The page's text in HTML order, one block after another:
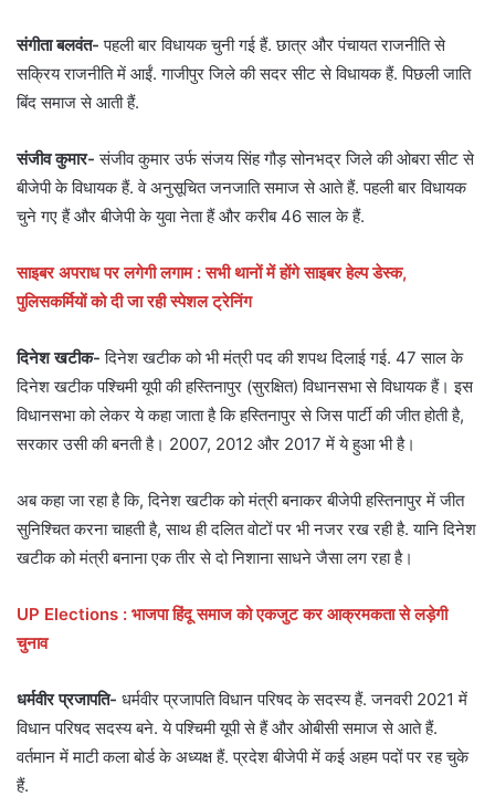
संगीता बलवंत- पहली बार विधायक चुनी गई हैं. छात्र और पंचायत राजनीति से
सक्रिय राजनीति में आईं. गाजीपुर जिले की सदर सीट से विधायक हैं. पिछली जाति
बिंद समाज से आती हैं.
संजीव कुमार-संजीव कुमार उर्फ संजय सिंह गौड़ सोनभद्र जिले की ओबरा सीट से
बीजेपी के विधायक हैं. वे अनुसूचित जनजाति समाज से आते हैं. पहली बार विधायक
चुने गए हैं और बीजेपी के युवा नेता हैं और करीब 46 साल के हैं.
साइबर अपराध पर लगेगी लगाम : सभी थानों में होंगे साइबर हेल्प डेस्क,
पुलिसकर्मियों को दी जा रही स्पेशल ट्रेनिंग
दिनेश खटीक-दिनेश खटीक को भी मंत्री पद की शपथ दिलाई गई. 47 साल के
दिनेश खटीक पश्चिमी यूपी की हस्तिनापुर (सुरक्षित) विधानसभा से विधायक हैं। इस
विधानसभा को लेकर ये कहा जाता है कि हस्तिनापुर से जिस पार्टी की जीत होती है,
सरकार उसी की बनती है। 2007, 2012 और 2017 में ये हुआ भी है।
अब कहा जा रहा है कि, दिनेश खटीक को मंत्री बनाकर बीजेपी हस्तिनापुर में जीत
सुनिश्चित करना चाहती है, साथ ही दलित वोटों पर भी नजर रख रही है. यानि दिनेश
खटीक को मंत्री बनाना एक तीर से दो निशाना साधने जैसा लग रहा है।
UP Elections : भाजपा हिंदू समाज को एकजुट कर आक्रमकता से लड़ेगी
चुनाव
धर्मवीर प्रजापति- धर्मवीर प्रजापति विधान परिषद के सदस्य हैं. जनवरी 2021 में
विधान परिषद सदस्य बने. ये पश्चिमी यूपी से हैं और ओबीसी समाज से आते हैं.
वर्तमान में माटी कला बोर्ड के अध्यक्ष हैं. प्रदेश बीजेपी में कई अहम पदों पर रह चुके
हैं.